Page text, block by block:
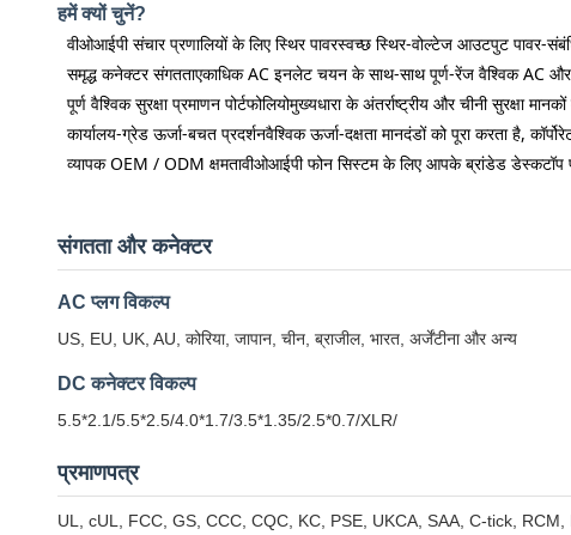
हमें क्यों चुनें?
वीओआईपी संचार प्रणालियों के लिए स्थिर पावरस्वच्छ स्थिर-वोल्टेज आउटपुट पावर-
समृद्ध कनेक्टर संगतताएकाधिक AC इनलेट चयन के साथ-साथ पूर्ण-रेंज वैश्विक AC और
पूर्ण वैश्विक सुरक्षा प्रमाणन पोर्टफोलियोमुख्यधारा के अंतर्राष्ट्रीय और चीनी सुरक्षा
कार्यालय-ग्रेड ऊर्जा-बचत प्रदर्शनवैश्विक ऊर्जा-दक्षता मानदंडों को पूरा करता है,
व्यापक OEM / ODM क्षमतावीओआईपी फोन सिस्टम के लिए आपके ब्रांडेड डेस्कटॉप
संगतता और कनेक्टर
AC प्लग विकल्प
US, EU, UK, AU, कोरिया, जापान, चीन, ब्राजील, भारत, अर्जेंटीना और अन्य
DC कनेक्टर विकल्प
5.5*2.1/5.5*2.5/4.0*1.7/3.5*1.35/2.5*0.7/XLR/
प्रमाणपत्र
UL, cUL, FCC, GS, CCC, CQC, KC, PSE, UKCA, SAA, C-tick, RCM,